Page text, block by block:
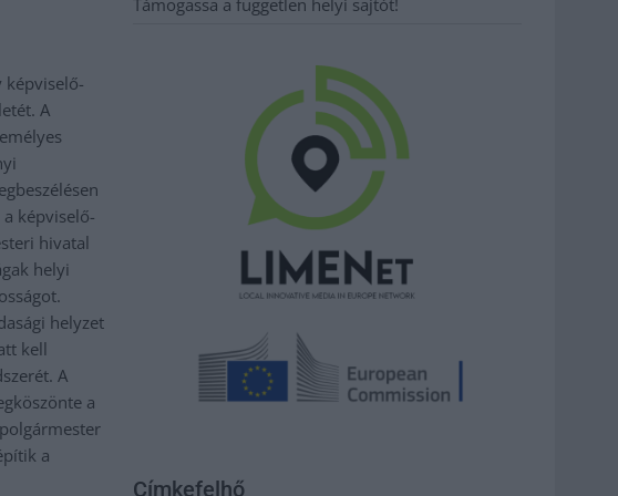
képviselő-
A
képviselő-
hivatal
helyi
helyzet
kell
A
a
a
Támogassa a független helyi sajtót!
Címkefelhő